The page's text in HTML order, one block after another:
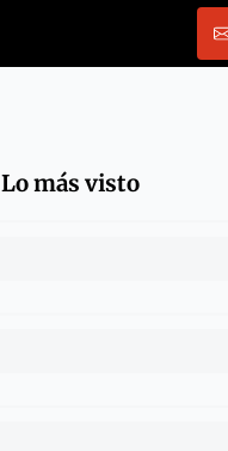
Lo más visto